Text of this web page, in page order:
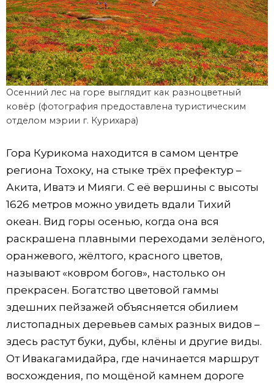
Осенний лес на горе выглядит как разноцветный
ковёр (фотография предоставлена туристическим
отделом мэрии г. Курихара)
Гора Курикома находится в самом центре
региона Тохоку, на стыке трёх префектур –
Акита, Иватэ и Мияги. С её вершины с высоты
1626 метров можно увидеть вдали Тихий
океан. Вид горы осенью, когда она вся
раскрашена плавными переходами зелёного,
оранжевого, жёлтого, красного цветов,
называют «ковром богов», настолько он
прекрасен. Богатство цветовой гаммы
здешних пейзажей объясняется обилием
листопадных деревьев самых разных видов –
здесь растут буки, дубы, клёны и другие виды.
От Ивакагамидайра, где начинается маршрут
восхождения, по мощёной камнем дороге